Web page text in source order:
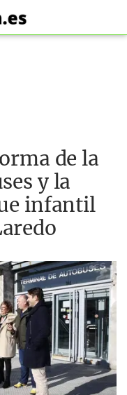
de la
y la
infantil